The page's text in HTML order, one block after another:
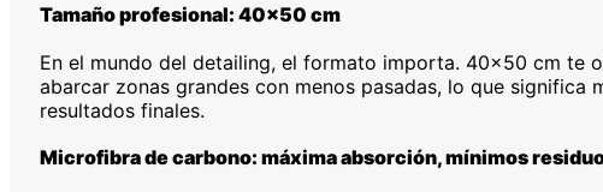
Tamaño profesional: 40×50 cm
En el mundo del detailing, el formato importa. 40×50 cm te
abarcar zonas grandes con menos pasadas, lo que significa
resultados finales.
Microfibra de carbono: máxima absorción, mínimos